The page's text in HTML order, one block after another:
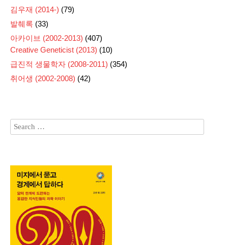
김우재 (2014-) (79)
발췌록 (33)
아카이브 (2002-2013) (407)
Creative Geneticist (2013) (10)
급진적 생물학자 (2008-2011) (354)
취어생 (2002-2008) (42)